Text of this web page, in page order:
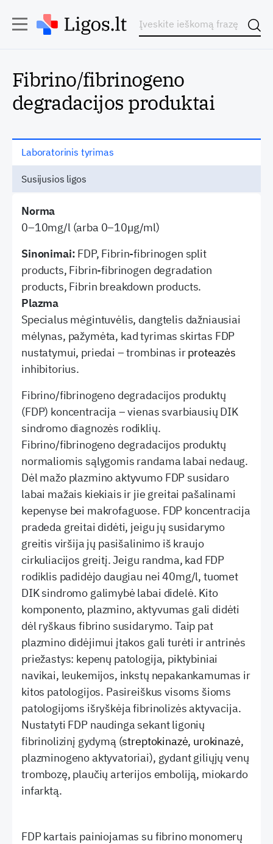
Fibrino/fibrinogeno
degradacijos produktai
Laboratorinis tyrimas
Susijusios ligos
Norma
0–10mg/l (arba 0–10µg/ml)
Sinonimai: FDP, Fibrin-fibrinogen split
products, Fibrin-fibrinogen degradation
products, Fibrin breakdown products.
Plazma
Specialus mėgintuvėlis, dangtelis dažniausiai
mėlynas, pažymėta, kad tyrimas skirtas FDP
nustatymui, priedai – trombinas irproteazės
inhibitorius.
Fibrino/fibrinogeno degradacijos produktų
(FDP) koncentracija – vienas svarbiausių DIK
sindromo diagnozės rodiklių.
Fibrino/fibrinogeno degradacijos produktų
normaliomis sąlygomis randama labai nedaug.
Dėl mažo plazmino aktyvumo FDP susidaro
labai mažais kiekiais ir jie greitai pašalinami
kepenyse bei makrofaguose. FDP koncentracija
pradeda greitai didėti, jeigu jų susidarymo
greitis viršija jų pasišalinimo iš kraujo
cirkuliacijos greitį. Jeigu randma, kad FDP
rodiklis padidėjo daugiau nei 40mg/l, tuomet
DIK sindromo galimybė labai didelė. Kito
komponento, plazmino, aktyvumas gali didėti
dėl ryškaus fibrino susidarymo. Taip pat
plazmino didėjimui įtakos gali turėti ir antrinės
priežastys: kepenų patologija, piktybiniai
navikai, leukemijos, inkstų nepakankamumas ir
kitos patologijos. Pasireiškus visoms šioms
patologijoms išryškėja fibrinolizės aktyvacija.
Nustatyti FDP naudinga sekant ligonių
fibrinolizinį gydymą (streptokinazė, urokinazė,
plazminogeno aktyvatoriai), gydant giliųjų venų
trombozę, plaučių arterijos emboliją, miokardo
infarktą.
FDP kartais painiojamas su fibrino monomerų